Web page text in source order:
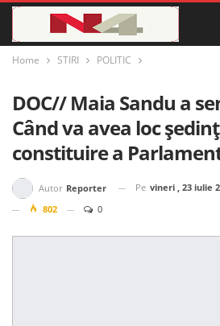
Home STIRI POLITIC
DOC// Maia Sandu a
Când va avea loc
constituire a
Autor Reporter Pe vineri , 23 iulie
802
0